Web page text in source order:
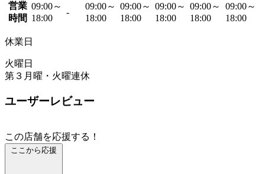
営業
時間
09:00～
18:00
-
09:00～
18:00
09:00～
18:00
09:00～
18:00
09:00～
18:00
09:00～
18:00
休業日
火曜日
第３月曜・火曜連休
ユーザーレビュー
この店舗を応援する！
ここから応援